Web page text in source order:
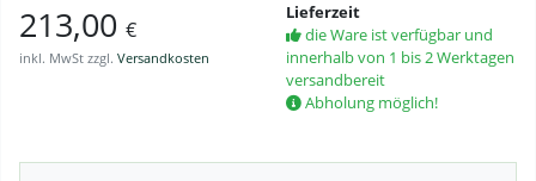
213,00 €
inkl. MwSt zzgl. Versandkosten
Lieferzeit
die Ware ist verfügbar und
innerhalb von 1 bis 2 Werktagen
versandbereit
Abholung möglich!